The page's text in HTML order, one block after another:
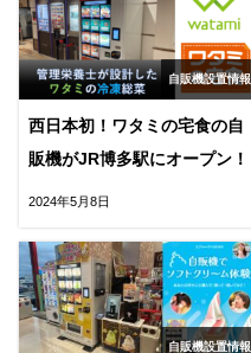
自販機設置情報
西日本初！ワタミの宅食の自
販機がJR博多駅にオープン！
2024年5月8日
自販機設置情報